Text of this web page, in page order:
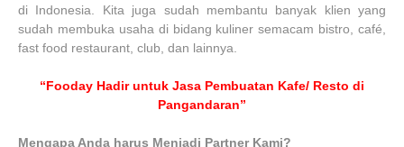
di Indonesia. Kita juga sudah membantu banyak klien yang
sudah membuka usaha di bidang kuliner semacam bistro, café,
fast food restaurant, club, dan lainnya.
“Fooday Hadir untuk Jasa Pembuatan Kafe/ Resto di
Pangandaran”
Mengapa Anda harus Menjadi Partner Kami?